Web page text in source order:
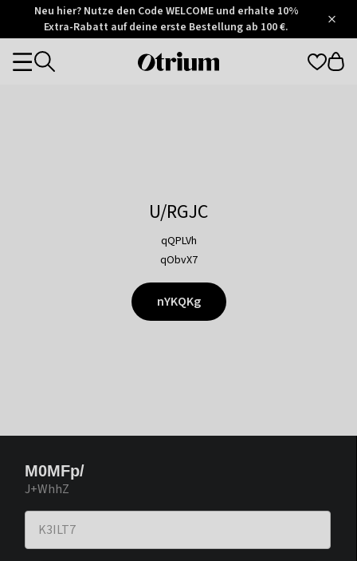
Otrium
Trustpilot
Neu hier? Nutze den Code WELCOME und erhalte 10%
Extra-Rabatt auf deine erste Bestellung ab 100 €.
Otrium
Categories
U/RGJC
qQPLVh
qObvX7
nYKQKg
M0MFp/
J+WhhZ